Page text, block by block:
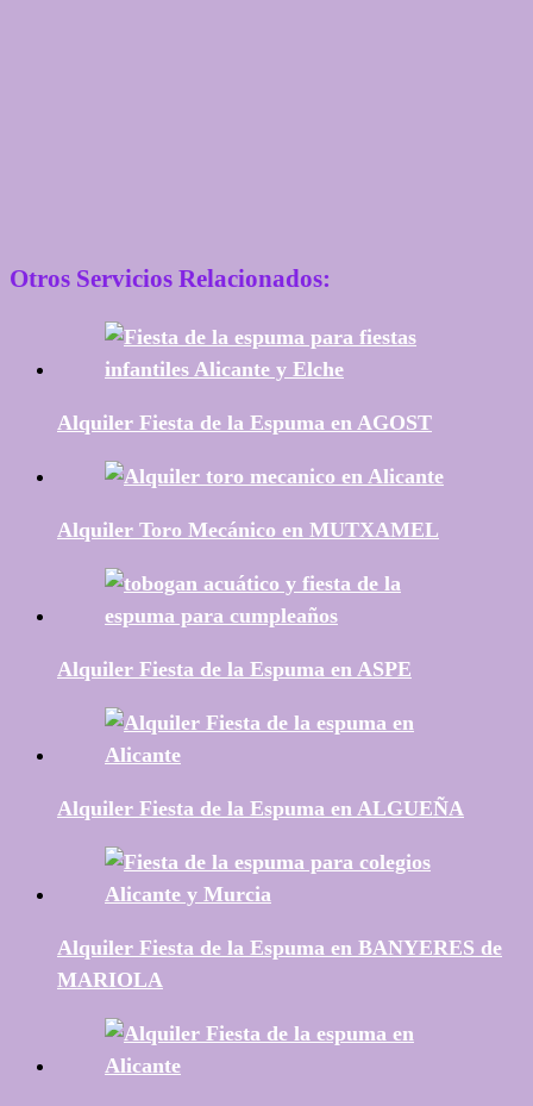
Otros Servicios Relacionados:
Alquiler Fiesta de la Espuma en AGOST
Alquiler Toro Mecánico en MUTXAMEL
Alquiler Fiesta de la Espuma en ASPE
Alquiler Fiesta de la Espuma en ALGUEÑA
Alquiler Fiesta de la Espuma en BANYERES de
MARIOLA